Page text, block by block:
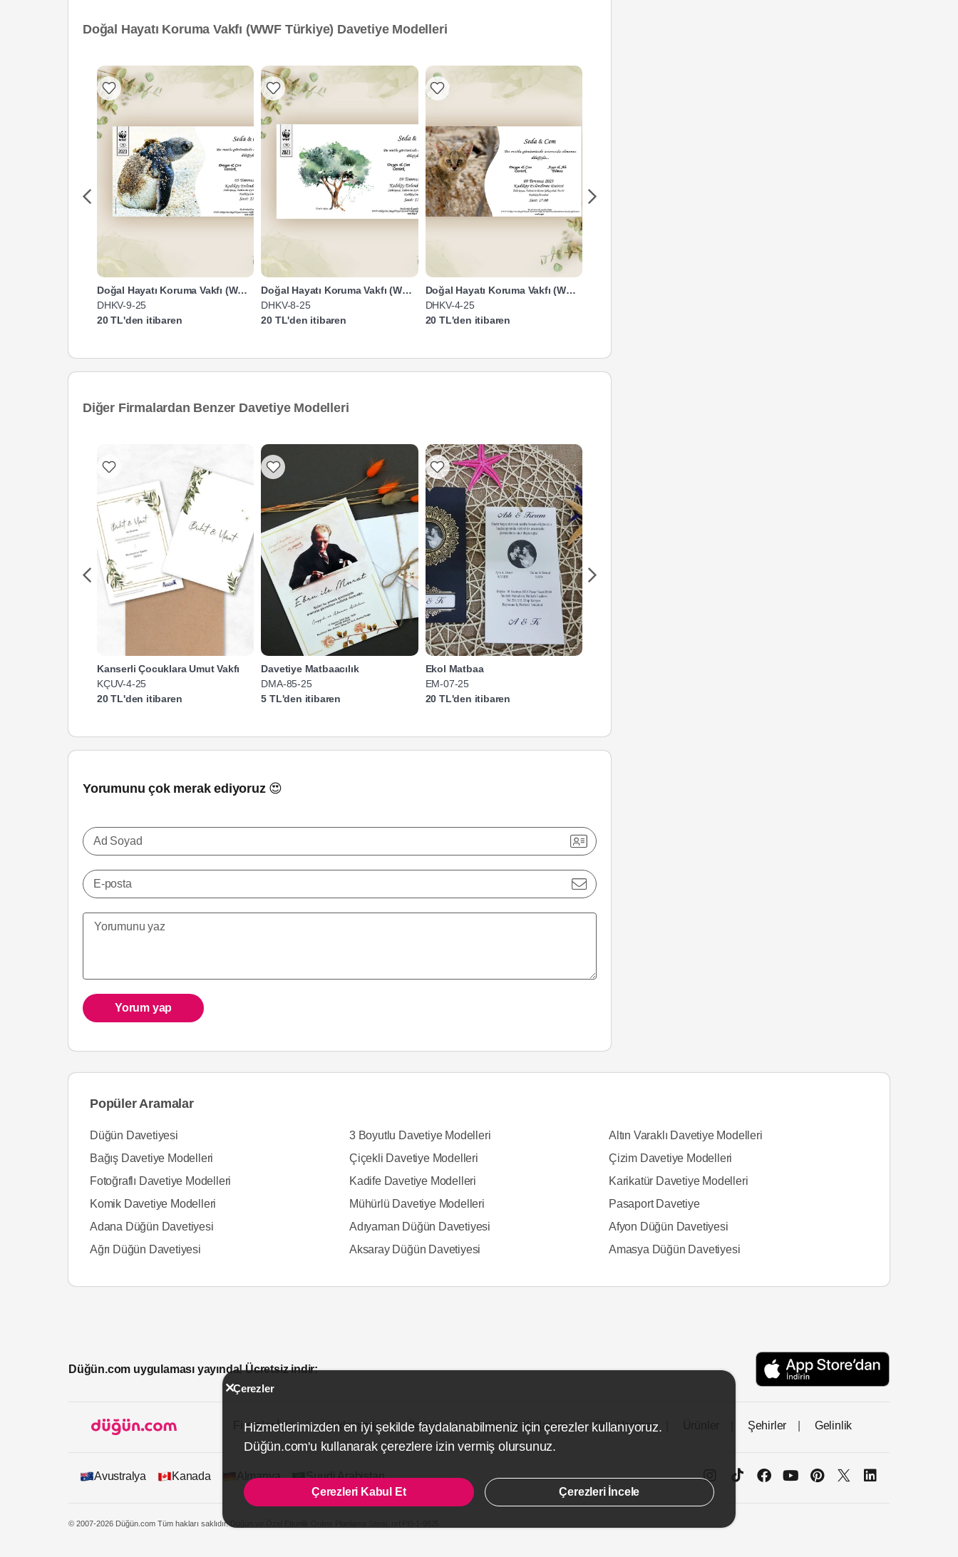
Doğal Hayatı Koruma Vakfı (WWF Türkiye) Davetiye Modelleri
Doğal Hayatı Koruma Vakfı (WWF Türkiye)
DHKV-9-25
20 TL'den itibaren
Doğal Hayatı Koruma Vakfı (WWF Türkiye)
DHKV-8-25
20 TL'den itibaren
Doğal Hayatı Koruma Vakfı (WWF Türkiye)
DHKV-4-25
20 TL'den itibaren
Diğer Firmalardan Benzer Davetiye Modelleri
Kanserli Çocuklara Umut Vakfı
KÇUV-4-25
20 TL'den itibaren
Davetiye Matbaacılık
DMA-85-25
5 TL'den itibaren
Ekol Matbaa
EM-07-25
20 TL'den itibaren
Yorumunu çok merak ediyoruz 😍
Ad Soyad
E-posta
Yorum yap
Popüler Aramalar
Düğün Davetiyesi 3 Boyutlu Davetiye Modelleri
Altın Varaklı Davetiye Modelleri
Bağış Davetiye Modelleri
Çiçekli Davetiye Modelleri
Çizim Davetiye Modelleri
Fotoğraflı Davetiye Modelleri
Kadife Davetiye Modelleri
Karikatür Davetiye Modelleri
Komik Davetiye Modelleri
Mühürlü Davetiye Modelleri
Pasaport Davetiye
Adana Düğün Davetiyesi
Adıyaman Düğün Davetiyesi
Afyon Düğün Davetiyesi
Ağrı Düğün Davetiyesi
Aksaray Düğün Davetiyesi Amasya Düğün Davetiyesi
Düğün.com uygulaması yayında! Ücretsiz indir:
Firmalar İçin Hakkımızda İletişim Gizlilik ve Kullanım Site Haritası Şehirler Gelinlik
Avustralya Kanada Almanya Suudi Arabistan
© 2007-2026 Düğün.com Tüm hakları saklıdır. Düğün ve Özel Etkinlik Online Planlama Sitesi.
Çerezler
Hizmetlerimizden en iyi şekilde faydalanabilmeniz için çerezler kullanıyoruz.
Düğün.com'u kullanarak çerezlere izin vermiş olursunuz.
Çerezleri Kabul Et Çerezleri İncele